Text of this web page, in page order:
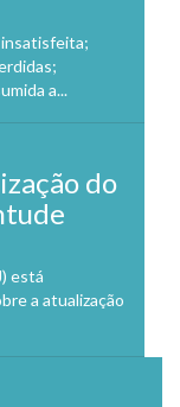
insatisfeita;
a...
do
está
a atualização